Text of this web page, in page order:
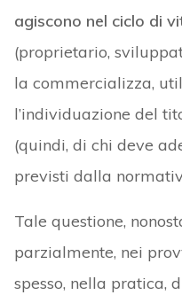
agiscono nel ciclo di
(proprietario,
la commercializza,
l’individuazione del
(quindi, di chi deve
previsti dalla
Tale questione,
parzialmente, nei
spesso, nella pratica,